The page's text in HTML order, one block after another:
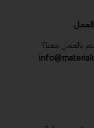
بالعمل معنا؟